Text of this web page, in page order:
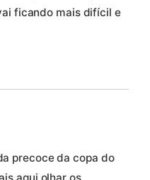
ficando mais difícil e
precoce da copa do